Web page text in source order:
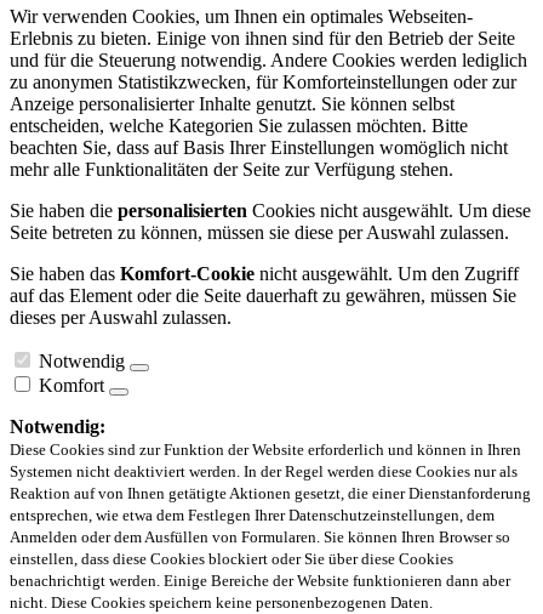
Wir verwenden Cookies, um Ihnen ein optimales Webseiten-
Erlebnis zu bieten. Einige von ihnen sind für den Betrieb der Seite
und für die Steuerung notwendig. Andere Cookies werden lediglich
zu anonymen Statistikzwecken, für Komforteinstellungen oder zur
Anzeige personalisierter Inhalte genutzt. Sie können selbst
entscheiden, welche Kategorien Sie zulassen möchten. Bitte
beachten Sie, dass auf Basis Ihrer Einstellungen womöglich nicht
mehr alle Funktionalitäten der Seite zur Verfügung stehen.
Sie haben die personalisierten Cookies nicht ausgewählt. Um diese
Seite betreten zu können, müssen sie diese per Auswahl zulassen.
Sie haben das Komfort-Cookie nicht ausgewählt. Um den Zugriff
auf das Element oder die Seite dauerhaft zu gewähren, müssen Sie
dieses per Auswahl zulassen.
Notwendig
Komfort
Notwendig:
Diese Cookies sind zur Funktion der Website erforderlich und können in Ihren
Systemen nicht deaktiviert werden. In der Regel werden diese Cookies nur als
Reaktion auf von Ihnen getätigte Aktionen gesetzt, die einer Dienstanforderung
entsprechen, wie etwa dem Festlegen Ihrer Datenschutzeinstellungen, dem
Anmelden oder dem Ausfüllen von Formularen. Sie können Ihren Browser so
einstellen, dass diese Cookies blockiert oder Sie über diese Cookies
benachrichtigt werden. Einige Bereiche der Website funktionieren dann aber
nicht. Diese Cookies speichern keine personenbezogenen Daten.